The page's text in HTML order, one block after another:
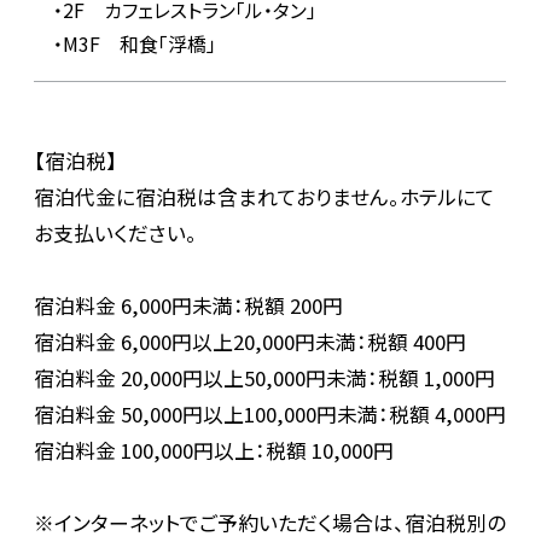
・2F カフェレストラン「ル・タン」
・M3F 和食「浮橋」
【宿泊税】
宿泊代金に宿泊税は含まれておりません。ホテルにて
お支払いください。
宿泊料金 6,000円未満：税額 200円
宿泊料金 6,000円以上20,000円未満：税額 400円
宿泊料金 20,000円以上50,000円未満：税額 1,000円
宿泊料金 50,000円以上100,000円未満：税額 4,000円
宿泊料金 100,000円以上：税額 10,000円
※インターネットでご予約いただく場合は、宿泊税別の